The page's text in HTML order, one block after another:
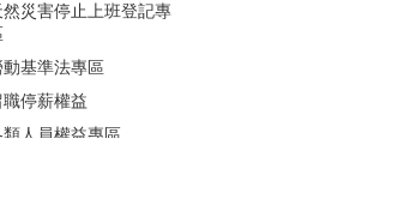
然災害停止上班登記專
動基準法專區
職停薪權益
類人員權益專區